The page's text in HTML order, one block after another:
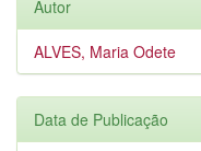
Autor
ALVES, Maria Odete
Data de Publicação